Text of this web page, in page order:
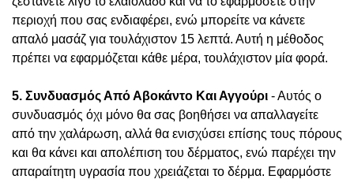
περιοχή που σας ενδιαφέρει, ενώ μπορείτε να κάνετε
απαλό μασάζ για τουλάχιστον 15 λεπτά. Αυτή η μέθοδος
πρέπει να εφαρμόζεται κάθε μέρα, τουλάχιστον μία φορά.
5. Συνδυασμός Από Αβοκάντο Και Αγγούρι - Αυτός ο
συνδυασμός όχι μόνο θα σας βοηθήσει να απαλλαγείτε
από την χαλάρωση, αλλά θα ενισχύσει επίσης τους πόρους
και θα κάνει και απολέπιση του δέρματος, ενώ παρέχει την
απαραίτητη υγρασία που χρειάζεται το δέρμα. Εφαρμόστε